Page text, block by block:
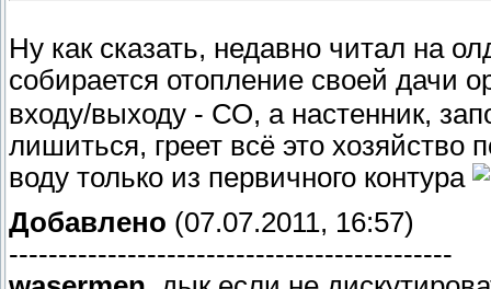
Ну как сказать, недавно читал на
собирается отопление своей дачи
входу/выходу - СО, а настенник,
лишиться, греет всё это хозяйство
воду только из первичного контура
Добавлено (07.07.2011, 16:57)
---------------------------------------------